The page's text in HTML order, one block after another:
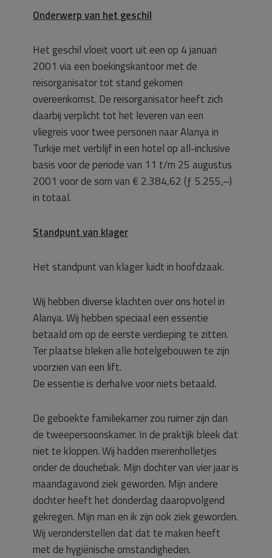
Onderwerp van het geschil
Het geschil vloeit voort uit een op 4 januari
2001 via een boekingskantoor met de
reisorganisator tot stand gekomen
overeenkomst. De reisorganisator heeft zich
daarbij verplicht tot het leveren van een
vliegreis voor twee personen naar Alanya in
Turkije met verblijf in een hotel op all-inclusive
basis voor de periode van 11 t/m 25 augustus
2001 voor de som van € 2.384,62 (ƒ 5.255,–)
in totaal.
Standpunt van klager
Het standpunt van klager luidt in hoofdzaak.
Wij hebben diverse klachten over ons hotel in
Alanya. Wij hebben speciaal een essentie
betaald om op de eerste verdieping te zitten.
Ter plaatse bleken alle hotelgebouwen te zijn
voorzien van een lift.
De essentie is derhalve voor niets betaald.
De geboekte familiekamer zou ruimer zijn dan
de tweepersoonskamer. In de praktijk bleek dat
niet te kloppen. Wij hadden mierenholletjes
onder de douchebak. Mijn dochter van vier jaar is
maandagavond ziek geworden. Mijn andere
dochter heeft het donderdag daaropvolgend
gekregen. Mijn man en ik zijn ook ziek geworden.
Wij veronderstellen dat dat te maken heeft
met de hygiënische omstandigheden.